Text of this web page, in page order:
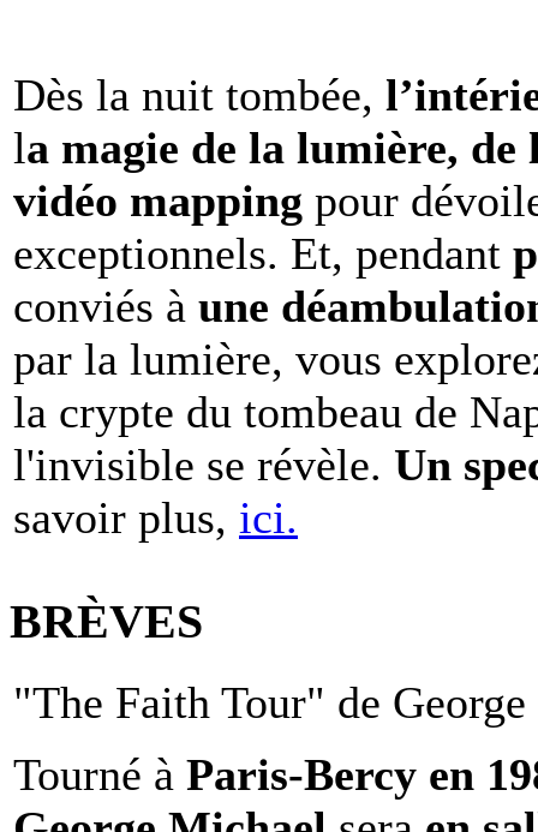
Dès la nuit tombée,
la magie de la lumière,
vidéo mapping pour
exceptionnels. Et, pendant
conviés à une
par la lumière, vous
la crypte du tombeau de
l'invisible se révèle. Un
savoir plus, ici.
BRÈVES
"The Faith Tour" de
Tourné à Paris-Bercy en